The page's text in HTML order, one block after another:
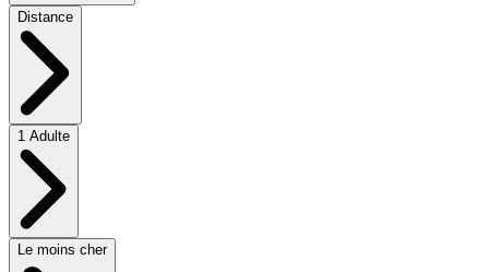
Distance
1 Adulte
Le moins cher